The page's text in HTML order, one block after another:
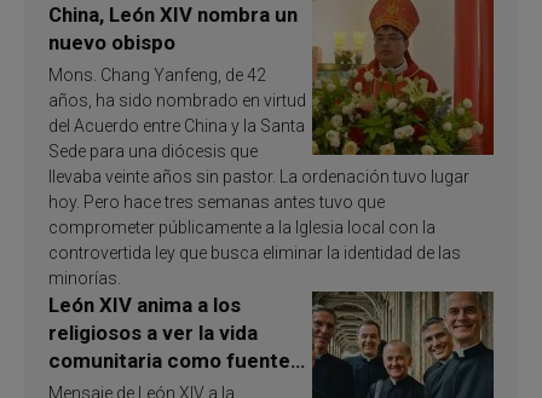
China, León XIV nombra un
nuevo obispo
Mons. Chang Yanfeng, de 42
años, ha sido nombrado en virtud
del Acuerdo entre China y la Santa
Sede para una diócesis que
llevaba veinte años sin pastor. La ordenación tuvo lugar
hoy. Pero hace tres semanas antes tuvo que
comprometer públicamente a la Iglesia local con la
controvertida ley que busca eliminar la identidad de las
minorías.
León XIV anima a los
religiosos a ver la vida
comunitaria como fuente
de inspiración y
Mensaje de León XIV a la